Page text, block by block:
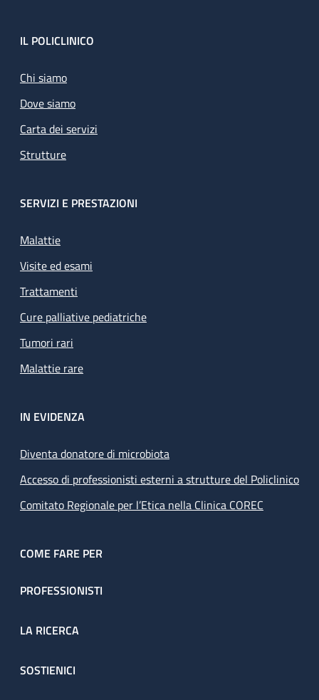
Footer
IL POLICLINICO
Chi siamo
Dove siamo
Carta dei servizi
Strutture
SERVIZI E PRESTAZIONI
Malattie
Visite ed esami
Trattamenti
Cure palliative pediatriche
Tumori rari
Malattie rare
IN EVIDENZA
Diventa donatore di microbiota
Accesso di professionisti esterni a strutture del Policlinico
Comitato Regionale per l’Etica nella Clinica COREC
COME FARE PER
PROFESSIONISTI
LA RICERCA
SOSTIENICI